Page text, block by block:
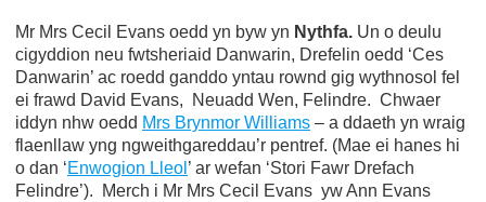
Mr Mrs Cecil Evans oedd yn byw yn Nythfa. Un o deulu
cigyddion neu fwtsheriaid Danwarin, Drefelin oedd ‘Ces
Danwarin’ ac roedd ganddo yntau rownd gig wythnosol fel
ei frawd David Evans, Neuadd Wen, Felindre. Chwaer
iddyn nhw oedd Mrs Brynmor Williams – a ddaeth yn wraig
flaenllaw yng ngweithgareddau’r pentref. (Mae ei hanes hi
o dan ‘Enwogion Lleol ’ ar wefan ‘Stori Fawr Drefach
Felindre’). Merch i Mr Mrs Cecil Evans yw Ann Evans